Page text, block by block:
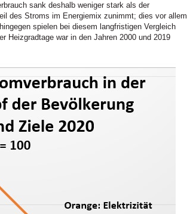
sank deshalb weniger stark als der
des Stroms im Energiemix zunimmt; dies vor allem
spielen bei diesem langfristigen Vergleich
Heizgradtage war in den Jahren 2000 und 2019